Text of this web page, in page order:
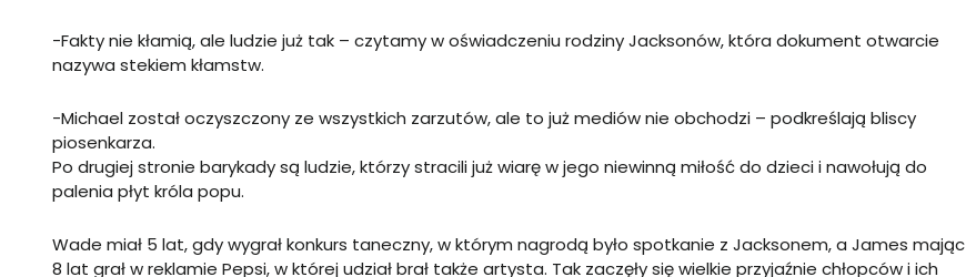
-Fakty nie kłamią, ale ludzie już tak – czytamy w oświadczeniu rodziny Jacksonów, która dokument otwarcie
nazywa stekiem kłamstw.
-Michael został oczyszczony ze wszystkich zarzutów, ale to już mediów nie obchodzi – podkreślają bliscy
piosenkarza.
Po drugiej stronie barykady są ludzie, którzy stracili już wiarę w jego niewinną miłość do dzieci i nawołują do
palenia płyt króla popu.
Wade miał 5 lat, gdy wygrał konkurs taneczny, w którym nagrodą było spotkanie z Jacksonem, a James mając
8 lat grał w reklamie Pepsi, w której udział brał także artysta. Tak zaczęły się wielkie przyjaźnie chłopców i ich